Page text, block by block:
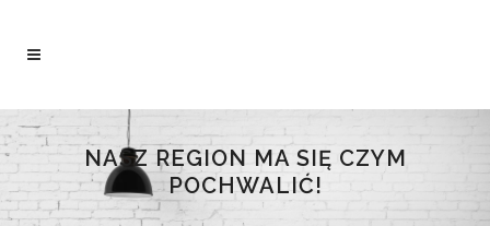
NASZ REGION MA SIĘ CZYM
POCHWALIĆ!